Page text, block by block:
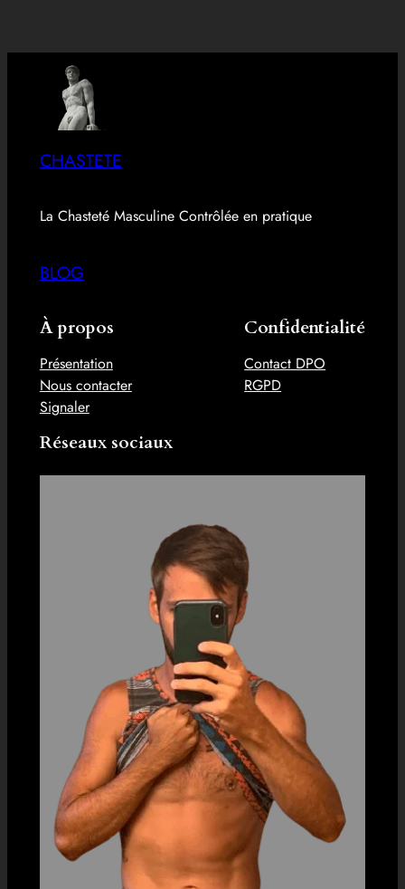
CHASTETE
La Chasteté Masculine Contrôlée en pratique
BLOG
À propos
Présentation
Nous contacter
Signaler
Confidentialité
Contact DPO
RGPD
Réseaux sociaux